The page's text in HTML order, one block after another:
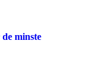
minste